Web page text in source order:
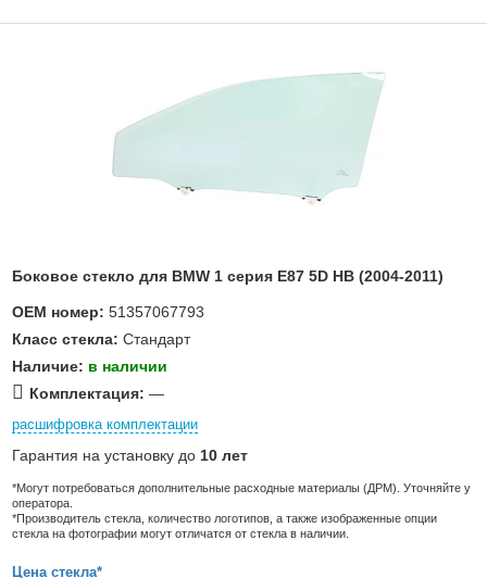
Боковое стекло для BMW 1 серия E87 5D HB (2004-2011)
OEM номер: 51357067793
Класс стекла: Стандарт
Наличие: в наличии
Комплектация: —
расшифровка комплектации
Гарантия на установку до 10 лет
*Могут потребоваться дополнительные расходные материалы (ДРМ). Уточняйте у
оператора.
*Производитель стекла, количество логотипов, а также изображенные опции
стекла на фотографии могут отличатся от стекла в наличии.
Цена стекла*